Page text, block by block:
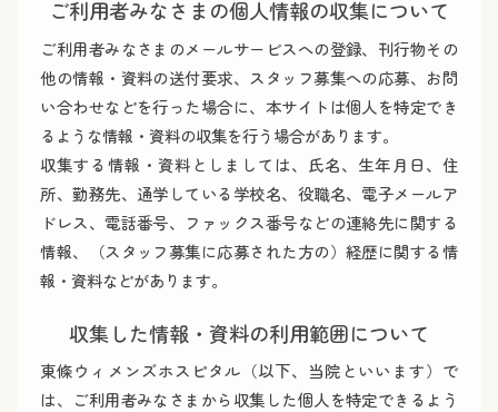
ご利用者みなさまの個人情報の収集について
ご利用者みなさまのメールサービスへの登録、刊行物その
他の情報・資料の送付要求、スタッフ募集への応募、お問
い合わせなどを行った場合に、本サイトは個人を特定でき
るような情報・資料の収集を行う場合があります。
収集する情報・資料としましては、氏名、生年月日、住
所、勤務先、通学している学校名、役職名、電子メールア
ドレス、電話番号、ファックス番号などの連絡先に関する
情報、（スタッフ募集に応募された方の）経歴に関する情
報・資料などがあります。
収集した情報・資料の利用範囲について
東條ウィメンズホスピタル（以下、当院といいます）で
は、ご利用者みなさまから収集した個人を特定できるよう